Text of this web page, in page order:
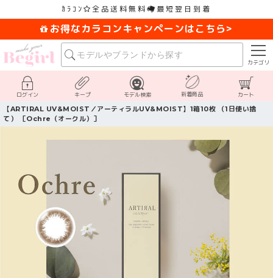
ｶﾗｺﾝ 全品送料無料 最短翌日到着
お得なカラコンキャンペーンはこちら>
カテゴリ
ログイン キープ モデル検索 新着商品 カート
【ARTIRAL UV&MOIST／アーティラルUV&MOIST】1箱10枚 （1日使い捨
て） ［Ochre（オークル）］